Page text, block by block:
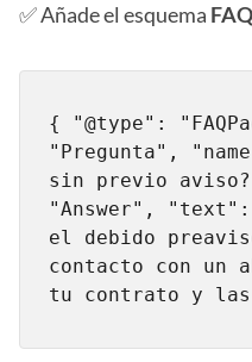
✅ Añade el esquema
{ "@type":
"Pregunta",
sin previo
"Answer",
el debido
contacto con un
tu contrato y